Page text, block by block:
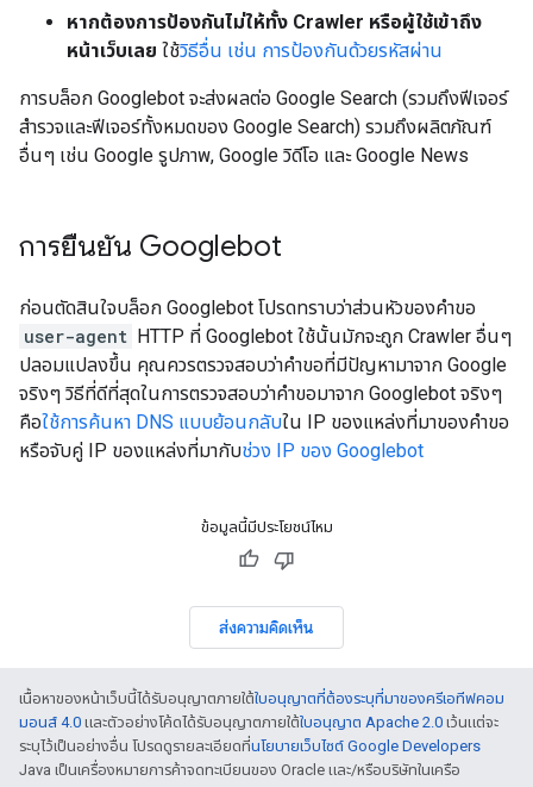
หากต้องการป้องกันไม่ให้ทั้ง Crawler หรือผู้ใช้เข้าถึง
หน้าเว็บเลย ใช้วิธีอื่น เช่น การป้องกันด้วยรหัสผ่าน
การบล็อก Googlebot จะส่งผลต่อ Google Search (รวมถึงฟีเจอร์
สำรวจและฟีเจอร์ทั้งหมดของ Google Search) รวมถึงผลิตภัณฑ์
อื่นๆ เช่น Google รูปภาพ, Google วิดีโอ และ Google News
การยืนยัน Googlebot
ก่อนตัดสินใจบล็อก Googlebot โปรดทราบว่าส่วนหัวของคำขอ
user-agent HTTP ที่ Googlebot ใช้นั้นมักจะถูก Crawler อื่นๆ
ปลอมแปลงขึ้น คุณควรตรวจสอบว่าคำขอที่มีปัญหามาจาก Google
จริงๆ วิธีที่ดีที่สุดในการตรวจสอบว่าคำขอมาจาก Googlebot จริงๆ
คือใช้การค้นหา DNS แบบย้อนกลับใน IP ของแหล่งที่มาของคำขอ
หรือจับคู่ IP ของแหล่งที่มากับช่วง IP ของ Googlebot
ข้อมูลนี้มีประโยชน์ไหม
ส่งความคิดเห็น
เนื้อหาของหน้าเว็บนี้ได้รับอนุญาตภายใต้ใบอนุญาตที่ต้องระบุที่มาของครีเอทีฟคอม
มอนส์ 4.0 และตัวอย่างโค้ดได้รับอนุญาตภายใต้ใบอนุญาต Apache 2.0 เว้นแต่จะ
ระบุไว้เป็นอย่างอื่น โปรดดูรายละเอียดที่นโยบายเว็บไซต์ Google Developers
Java เป็นเครื่องหมายการค้าจดทะเบียนของ Oracle และ/หรือบริษัทในเครือ